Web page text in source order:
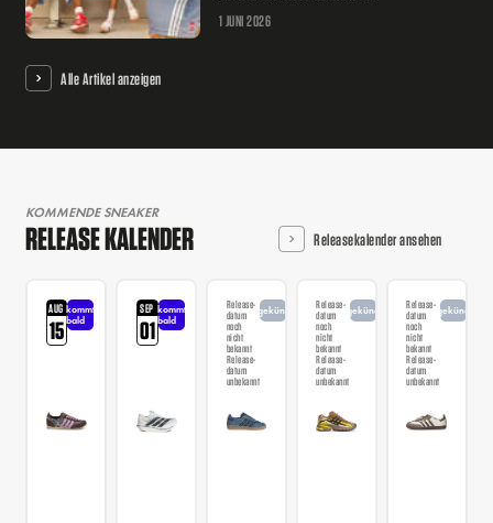
1 JUNI 2026
Alle Artikel anzeigen
KOMMENDE SNEAKER
RELEASE KALENDER Releasekalender ansehen
AUG
15
kommt
bald
SEP
01
kommt
bald
Release-
datum
noch
nicht
bekannt
Release-
datum
unbekannt
angekündigt
Release-
datum
noch
nicht
bekannt
Release-
datum
unbekannt
angekündigt
Release-
datum
noch
nicht
bekannt
Release-
datum
unbekannt
angekündigt